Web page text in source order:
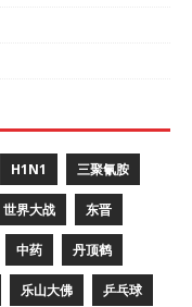
H1N1 三聚氰胺
世界大战 东晋
中药 丹顶鹤
乐山大佛 乒乓球